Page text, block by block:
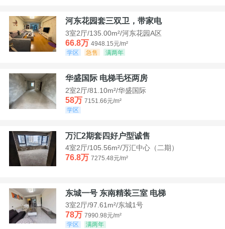
河东花园套三双卫，带家电
3室2厅/135.00m²/河东花园A区
66.8万 4948.15元/m²
学区
急售 满两年
华盛国际 电梯毛坯两房
2室2厅/81.10m²/华盛国际
58万 7151.66元/m²
学区
万汇2期套四好户型诚售
4室2厅/105.56m²/万汇中心（二期）
76.8万 7275.48元/m²
东城一号 东南精装三室 电梯
3室2厅/97.61m²/东城1号
78万 7990.98元/m²
学区
满两年